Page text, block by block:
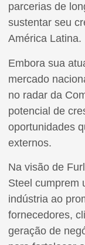
parcerias de
sustentar seu
América Latina.
Embora sua
mercado
no radar da
potencial de
oportunidades
externos.
Na visão de
Steel cumprem
indústria ao
fornecedores,
geração de